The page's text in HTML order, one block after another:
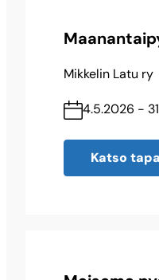
Mikkelin Latu ry
4.5.2026 -
Katso